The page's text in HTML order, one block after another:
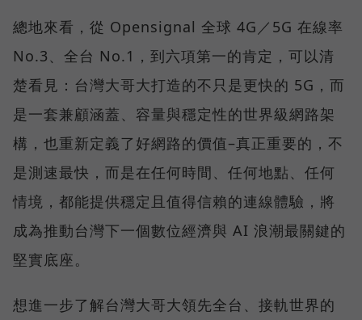
總地來看，從 Opensignal 全球 4G／5G 在線率
No.3、全台 No.1，到六項第一的肯定，可以清
楚看見：台灣大哥大打造的不只是更快的 5G，而
是一套兼顧涵蓋、容量與穩定性的世界級網路架
構，也重新定義了好網路的價值–真正重要的，不
是測速最快，而是在任何時間、任何地點、任何
情境，都能提供穩定且值得信賴的連線體驗，將
成為推動台灣下一個數位經濟與 AI 浪潮最關鍵的
堅實底座。
想進一步了解台灣大哥大領先全台、接軌世界的